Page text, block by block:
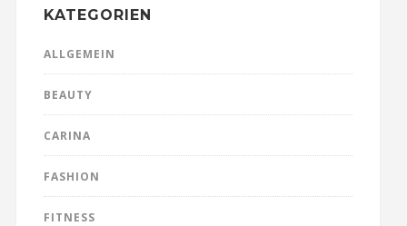
KATEGORIEN
ALLGEMEIN
BEAUTY
CARINA
FASHION
FITNESS